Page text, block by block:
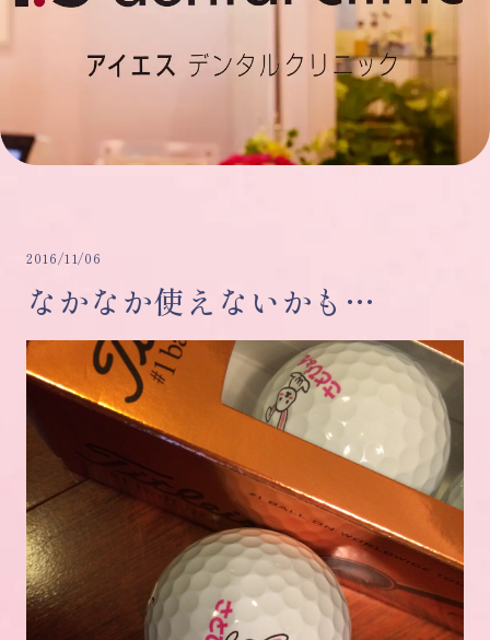
2016/11/06
なかなか使えないかも…